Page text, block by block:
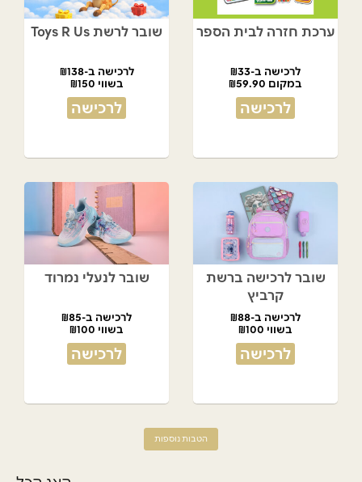
ערכת חזרה לבית הספר
לרכישה ב-₪33
במקום ₪59.90
לרכישה
שובר לרשת Toys R Us
לרכישה ב-₪138
בשווי ₪150
לרכישה
שובר לרכישה ברשת
קרביץ
לרכישה ב-₪88
בשווי ₪100
לרכישה
שובר לנעלי נמרוד
לרכישה ב-₪85
בשווי ₪100
לרכישה
הטבות נוספות